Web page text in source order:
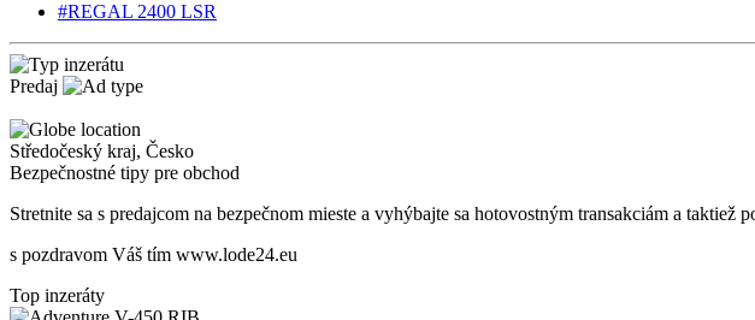
#REGAL 2400 LSR
Predaj
Středočeský kraj, Česko
Bezpečnostné tipy pre obchod
Stretnite sa s predajcom na bezpečnom mieste a vyhýbajte sa hotovostným transakciám a taktiež p
s pozdravom Váš tím www.lode24.eu
Top inzeráty